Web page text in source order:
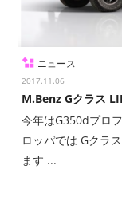
ニュース
2017.11.06
M.Benz Gクラス
今年はG350dプロ
ロッパでは Gクラ
ます ...